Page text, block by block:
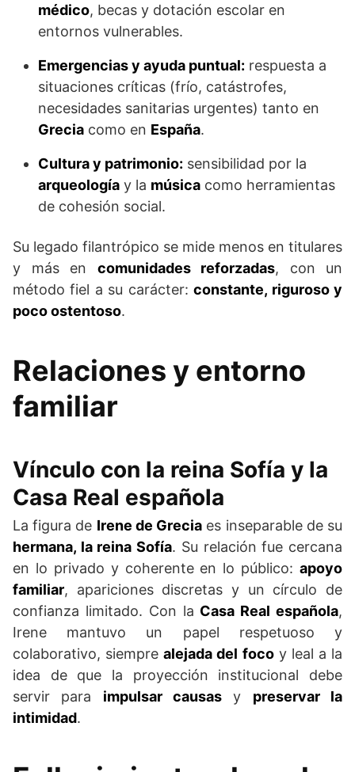
médico, becas y dotación escolar en
entornos vulnerables.
Emergencias y ayuda puntual: respuesta a
situaciones críticas (frío, catástrofes,
necesidades sanitarias urgentes) tanto en
Grecia como en España.
Cultura y patrimonio: sensibilidad por la
arqueología y la música como herramientas
de cohesión social.
Su legado filantrópico se mide menos en titulares
y más en comunidades reforzadas, con un
método fiel a su carácter:constante, riguroso y
poco ostentoso.
Relaciones y entorno
familiar
Vínculo con la reina Sofía y la
Casa Real española
La figura de Irene de Grecia es inseparable de su
hermana, la reina Sofía. Su relación fue cercana
en lo privado y coherente en lo público: apoyo
familiar, apariciones discretas y un círculo de
confianza limitado. Con la Casa Real española,
Irene mantuvo un papel respetuoso y
colaborativo, siemprealejada del focoy leal a la
idea de que la proyección institucional debe
servir para impulsar causas y preservar la
intimidad.